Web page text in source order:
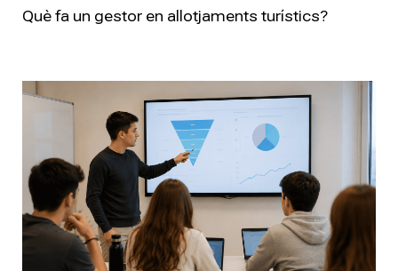
Què fa un gestor en allotjaments turístics?